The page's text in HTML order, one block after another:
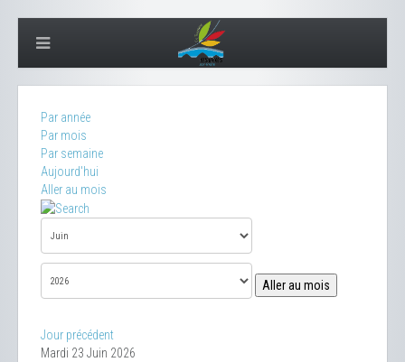
Par année
Par mois
Par semaine
Aujourd'hui
Aller au mois
Aller au mois
Jour précédent
Mardi 23 Juin 2026